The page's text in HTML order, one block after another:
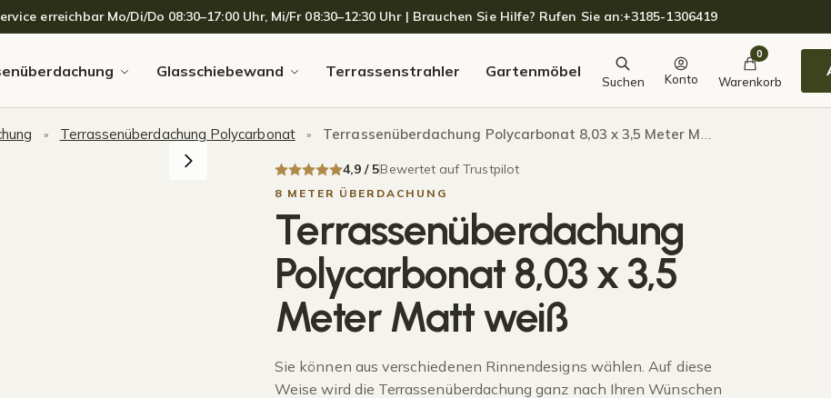
erreichbar Mo/Di/Do 08:30–17:00 Uhr, Mi/Fr 08:30–12:30 Uhr | Brauchen Sie Hilfe? Rufen Sie an:+3185-1306419
Glasschiebewand Terrassenstrahler Gartenmöbel
Suchen Konto
0
Warenkorb
» Terrassenüberdachung Polycarbonat » Terrassenüberdachung Polycarbonat 8,03 x 3,5 Meter Matt weiß
4,9 / 5Bewertet auf Trustpilot
8 METER ÜBERDACHUNG
Terrassenüberdachung
Polycarbonat 8,03 x 3,5
Meter Matt weiß
Sie können aus verschiedenen Rinnendesigns wählen. Auf diese
Weise wird die Terrassenüberdachung ganz nach Ihren Wünschen